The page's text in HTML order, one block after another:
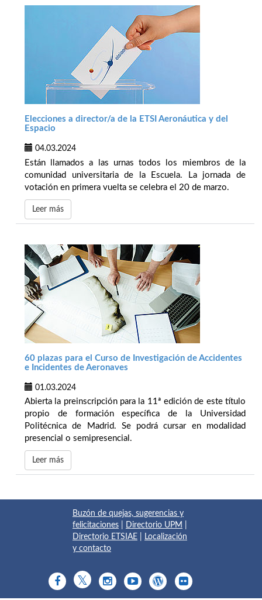
Elecciones a director/a de la ETSI Aeronáutica y del
Espacio
04.03.2024
Están llamados a las urnas todos los miembros de la
comunidad universitaria de la Escuela. La jornada de
votación en primera vuelta se celebra el 20 de marzo.
Leer más
60 plazas para el Curso de Investigación de Accidentes
e Incidentes de Aeronaves
01.03.2024
Abierta la preinscripción para la 11ª edición de este título
propio de formación específica de la Universidad
Politécnica de Madrid. Se podrá cursar en modalidad
presencial o semipresencial.
Leer más
Buzón de quejas, sugerencias y
felicitaciones
Directorio UPM
Directorio ETSIAE
Localización
y contacto